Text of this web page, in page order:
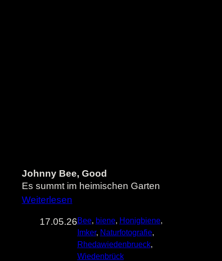
Johnny Bee, Good
Es summt im heimischen Garten
Weiterlesen
17.05.26Bee, biene, Honigbiene
Imker, Naturfotografie
Rhedawiedenbrueck
Wiedenbrück